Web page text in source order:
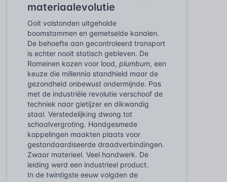
materiaalevolutie
Ooit volstonden uitgeholde
boomstammen en gemetselde kanalen.
De behoefte aan gecontroleerd transport
is echter nooit statisch gebleven. De
Romeinen kozen voor lood, plumbum, een
keuze die millennia standhield maar de
gezondheid onbewust ondermijnde. Pas
met de industriële revolutie verschoof de
techniek naar gietijzer en dikwandig
staal. Verstedelijking dwong tot
schaalvergroting. Handgesmede
koppelingen maakten plaats voor
gestandaardiseerde draadverbindingen.
Zwaar materieel. Veel handwerk. De
leiding werd een industrieel product.
In de twintigste eeuw volgden de